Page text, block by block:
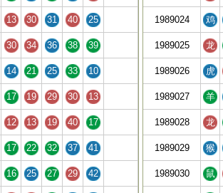
13 30 31 40 25
30 34 36 38 39
14 21 25 33 10
17 19 29 30 13
12 13 19 40 17
17 22 32 37 41
16 25 27 29 42
1989024 鸡
1989025 龙
1989026 虎
1989027 羊
1989028 龙
1989029 猴
1989030 鼠